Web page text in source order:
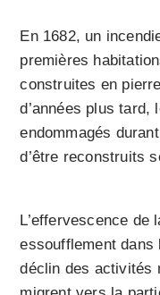
En 1682, un
premières
construites en
d’années plus tard,
endommagés
d’être reconstruits
L’effervescence de
essoufflement dans
déclin des activités